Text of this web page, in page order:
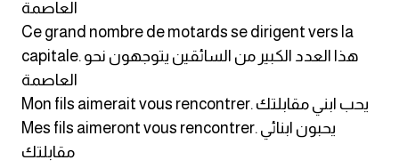
كلمات بحرف y
كلمات بحرف z
العاصمة
Ce grand nombre de motards se dirigent vers la
capitale. هذا العدد الكبير من السائقين يتوجهون نحو
العاصمة
Mon fils aimerait vous rencontrer. يحب ابني مقابلتك
Mes fils aimeront vous rencontrer. يحبون ابنائي
مقابلتك